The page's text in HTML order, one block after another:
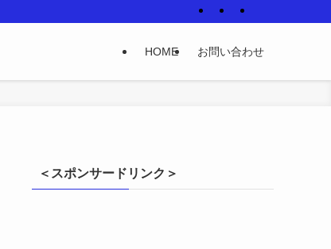
HOME お問い合わせ
＜スポンサードリンク＞